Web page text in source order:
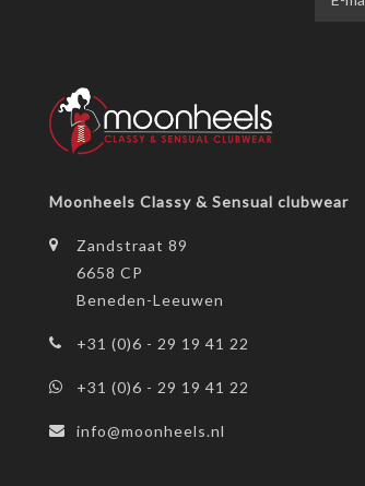
Moonheels Classy & Sensual clubwear
Zandstraat 89
6658 CP
Beneden-Leeuwen
+31 (0)6 - 29 19 41 22
+31 (0)6 - 29 19 41 22
info@moonheels.nl